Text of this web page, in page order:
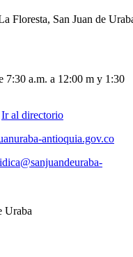
Floresta, San Juan de
7:30 a.m. a 12:00 m y 1:30
Ir al directorio
antioquia.gov.co